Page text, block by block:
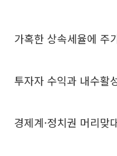
가혹한 상속세율에 주
투자자 수익과 내수활
경제계·정치권 머리맞